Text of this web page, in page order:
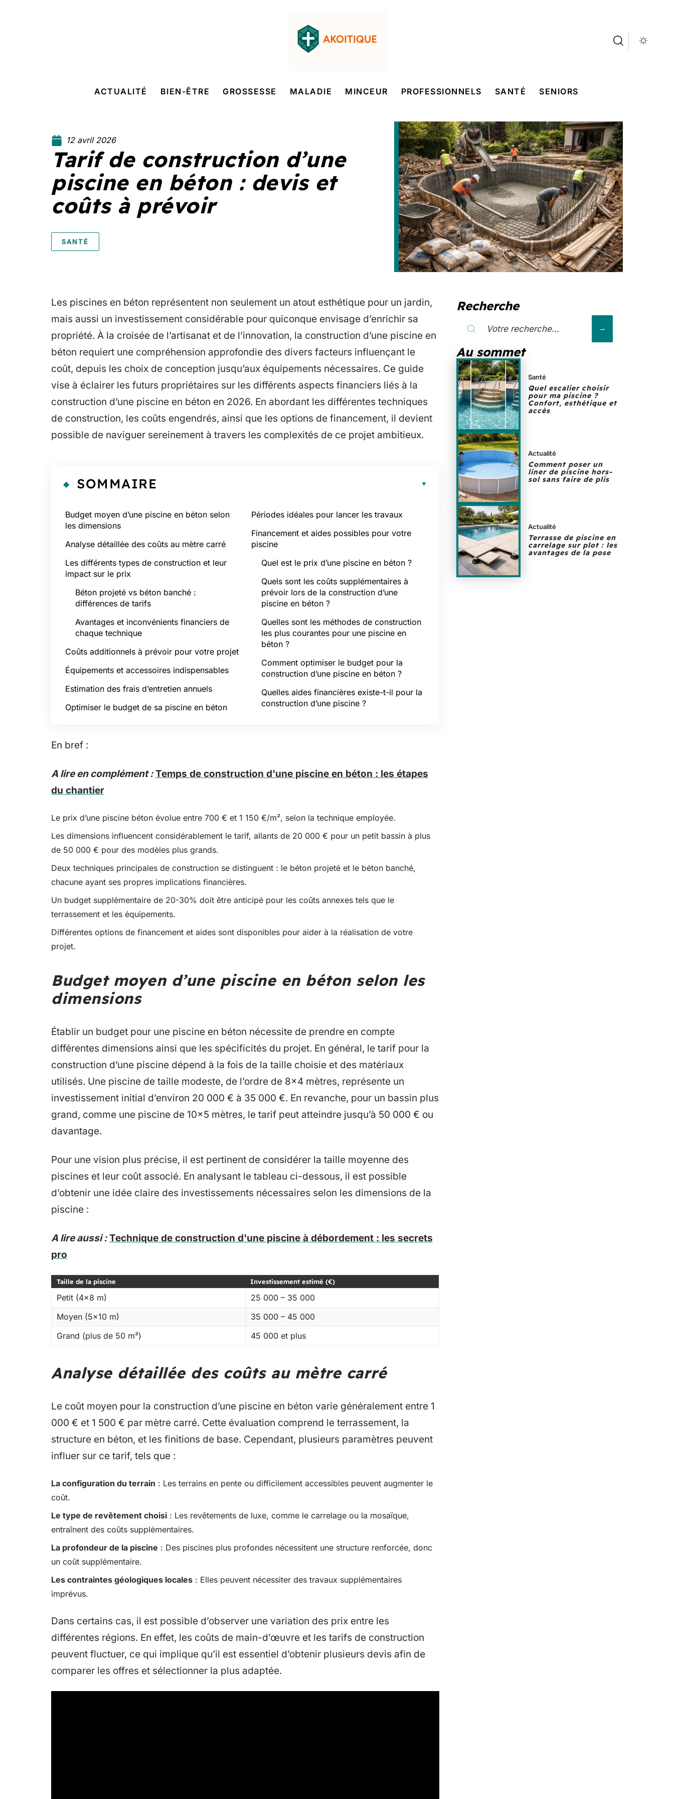
ACTUALITÉ BIEN-ÊTRE GROSSESSE MALADIE MINCEUR PROFESSIONNELS SANTÉ SENIORS
12 avril 2026
Tarif de construction d’une
piscine en béton : devis et
coûts à prévoir
SANTÉ
Les piscines en béton représentent non seulement un atout esthétique pour un jardin,
mais aussi un investissement considérable pour quiconque envisage d’enrichir sa
propriété. À la croisée de l’artisanat et de l’innovation, la construction d’une piscine en
béton requiert une compréhension approfondie des divers facteurs influençant le
coût, depuis les choix de conception jusqu’aux équipements nécessaires. Ce guide
vise à éclairer les futurs propriétaires sur les différents aspects financiers liés à la
construction d’une piscine en béton en 2026. En abordant les différentes techniques
de construction, les coûts engendrés, ainsi que les options de financement, il devient
possible de naviguer sereinement à travers les complexités de ce projet ambitieux.
SOMMAIRE
Budget moyen d’une piscine en béton selon
les dimensions
Analyse détaillée des coûts au mètre carré
Les différents types de construction et leur
impact sur le prix
Béton projeté vs béton banché :
différences de tarifs
Avantages et inconvénients financiers de
chaque technique
Coûts additionnels à prévoir pour votre projet
Équipements et accessoires indispensables
Estimation des frais d’entretien annuels
Optimiser le budget de sa piscine en béton
Périodes idéales pour lancer les travaux
Financement et aides possibles pour votre
piscine
Quel est le prix d’une piscine en béton ?
Quels sont les coûts supplémentaires à
prévoir lors de la construction d’une
piscine en béton ?
Quelles sont les méthodes de construction
les plus courantes pour une piscine en
béton ?
Comment optimiser le budget pour la
construction d’une piscine en béton ?
Quelles aides financières existe-t-il pour la
construction d’une piscine ?
En bref :
A lire en complément : Temps de construction d'une piscine en béton : les étapes
du chantier
Le prix d’une piscine béton évolue entre 700 € et 1 150 €/m², selon la technique employée.
Les dimensions influencent considérablement le tarif, allants de 20 000 € pour un petit bassin à plus
de 50 000 € pour des modèles plus grands.
Deux techniques principales de construction se distinguent : le béton projeté et le béton banché,
chacune ayant ses propres implications financières.
Un budget supplémentaire de 20-30% doit être anticipé pour les coûts annexes tels que le
terrassement et les équipements.
Différentes options de financement et aides sont disponibles pour aider à la réalisation de votre
projet.
Budget moyen d’une piscine en béton selon les
dimensions
Établir un budget pour une piscine en béton nécessite de prendre en compte
différentes dimensions ainsi que les spécificités du projet. En général, le tarif pour la
construction d’une piscine dépend à la fois de la taille choisie et des matériaux
utilisés. Une piscine de taille modeste, de l’ordre de 8×4 mètres, représente un
investissement initial d’environ 20 000 € à 35 000 €. En revanche, pour un bassin plus
grand, comme une piscine de 10×5 mètres, le tarif peut atteindre jusqu’à 50 000 € ou
davantage.
Pour une vision plus précise, il est pertinent de considérer la taille moyenne des
piscines et leur coût associé. En analysant le tableau ci-dessous, il est possible
d’obtenir une idée claire des investissements nécessaires selon les dimensions de la
piscine :
A lire aussi : Technique de construction d'une piscine à débordement : les secrets
pro
Taille de la piscine Investissement estimé (€)
Petit (4×8 m)
25 000 – 35 000
Moyen (5×10 m)
35 000 – 45 000
Grand (plus de 50 m²)
45 000 et plus
Analyse détaillée des coûts au mètre carré
Le coût moyen pour la construction d’une piscine en béton varie généralement entre 1
000 € et 1 500 € par mètre carré. Cette évaluation comprend le terrassement, la
structure en béton, et les finitions de base. Cependant, plusieurs paramètres peuvent
influer sur ce tarif, tels que :
La configuration du terrain : Les terrains en pente ou difficilement accessibles peuvent augmenter le
coût.
Le type de revêtement choisi : Les revêtements de luxe, comme le carrelage ou la mosaïque,
entraînent des coûts supplémentaires.
La profondeur de la piscine : Des piscines plus profondes nécessitent une structure renforcée, donc
un coût supplémentaire.
Les contraintes géologiques locales : Elles peuvent nécessiter des travaux supplémentaires
imprévus.
Dans certains cas, il est possible d’observer une variation des prix entre les
différentes régions. En effet, les coûts de main-d’œuvre et les tarifs de construction
peuvent fluctuer, ce qui implique qu’il est essentiel d’obtenir plusieurs devis afin de
comparer les offres et sélectionner la plus adaptée.
Recherche
Au sommet
Santé
Quel escalier choisir
pour ma piscine ?
Confort, esthétique et
accès
Actualité
Comment poser un
liner de piscine hors-
sol sans faire de plis
Actualité
Terrasse de piscine en
carrelage sur plot : les
avantages de la pose